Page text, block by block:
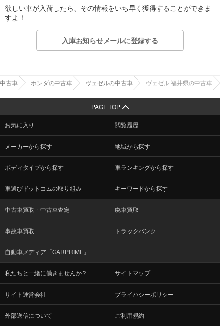
欲しい車が入荷したら、その情報をいち早く獲得することができま
すよ！
入庫お知らせメールに登録する
中古車 ホンダの中古車 ヴェゼルの中古車 ヴェゼル 福井県の中古車
PAGE TOP
お気に入り 閲覧履歴
メーカーから探す 地域から探す
ボディタイプから探す 車ランキングから探す
車選びドットコムの取り組み キーワードから探す
中古車買取・中古車査定 廃車買取
事故車買取 トラックバンク
自動車メディア「CARPRIME」
私たちと一緒に働きませんか？ サイトマップ
サイト運営会社 プライバシーポリシー
外部送信について ご利用規約